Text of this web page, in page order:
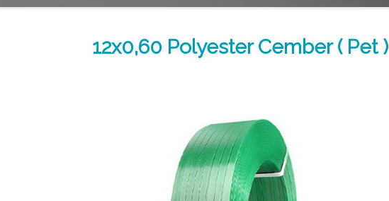
12x0,60 Polyester Cember ( Pet )